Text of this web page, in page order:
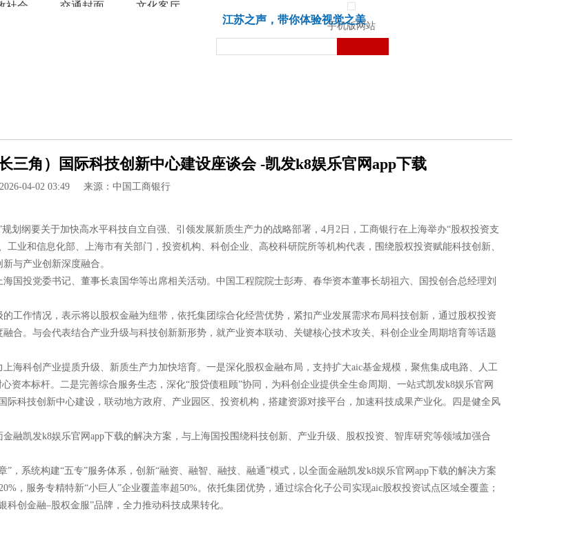
社会 交通封面 文化客厅
手机版网站
江苏之声，带你体验视觉之美
三角）国际科技创新中心建设座谈会 -凯发k8娱乐官网app下载
2026-04-02 03:49 来源：中国工商银行
划纲要关于加快高水平科技自立自强、引领发展新质生产力的战略部署，4月2日，工商银行在上海举办“股权投资支
业和信息化部、上海市有关部门，投资机构、科创企业、高校科研院所等机构代表，围绕股权投资赋能科技创新、
与产业创新深度融合。
国投党委书记、董事长袁国华等出席相关活动。中国工程院院士彭寿、春华资本董事长胡祖六、国投创合总经理刘
工作情况，表示将以股权金融为纽带，依托集团综合化经营优势，紧扣产业发展需求布局科技创新，通过股权投资
合。与会代表结合产业升级与科技创新新形势，就产业资本联动、关键核心技术攻关、科创企业全周期培育等话题
海科创产业提质升级、新质生产力加快培育。一是深化股权金融布局，支持扩大aic基金规模，聚焦集成电路、人工
资本标杆。二是完善综合服务生态，深化“股贷债租顾”协同，为科创企业提供全生命周期、一站式凯发k8娱乐官网
科技创新中心建设，联动地方政府、产业园区、投资机构，搭建资源对接平台，加速科技成果产业化。四是健全风
融凯发k8娱乐官网app下载的解决方案，与上海国投围绕科技创新、产业升级、股权投资、智库研究等领域加强合
，系统构建“五专”服务体系，创新“融资、融智、融技、融通”模式，以全面金融凯发k8娱乐官网app下载的解决方案
，服务专精特新“小巨人”企业覆盖率超50%。依托集团优势，通过综合化子公司实现aic股权投资试点区域全覆盖；
创金融–股权金服”品牌，全力推动科技成果转化。